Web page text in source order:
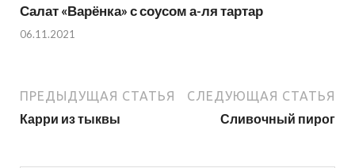
Салат «Варёнка» с соусом а-ля тартар
06.11.2021
ПРЕДЫДУЩАЯ СТАТЬЯ
Карри из тыквы
СЛЕДУЮЩАЯ СТАТЬЯ
Сливочный пирог